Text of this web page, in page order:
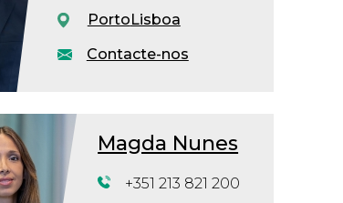
Contacte-nos
PortoLisboa
Magda Nunes
+351 213 821 200